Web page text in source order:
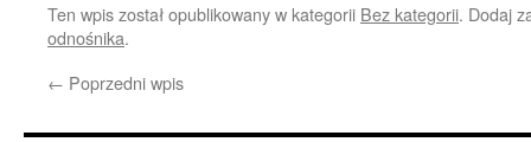
Ten wpis został opublikowany w kategorii Bez kategorii. Dodaj
odnośnika.
← Poprzedni wpis